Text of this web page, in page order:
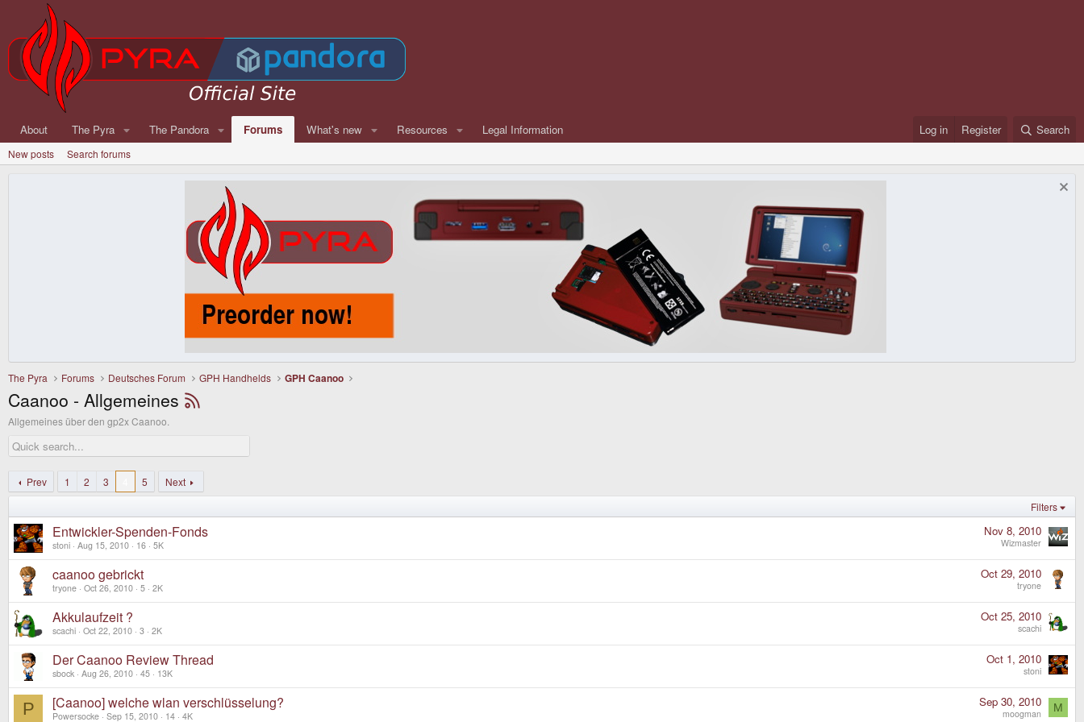
About The Pyra The Pandora Forums What's new Resources Legal Information Log in Register Search
New posts Search forums
The Pyra Forums Deutsches Forum GPH Handhelds GPH Caanoo
Caanoo - Allgemeines
Allgemeines über den gp2x Caanoo.
Prev 1 2 3 5
Next
Filters
Entwickler-Spenden-Fonds
stoni Aug 15, 2010 16 5K
Nov 8, 2010
Wizmaster
caanoo gebrickt
tryone Oct 26, 2010 5 2K
Oct 29, 2010
tryone
Akkulaufzeit ?
scachi Oct 22, 2010 3 2K
Oct 25, 2010
scachi
Der Caanoo Review Thread
sbock Aug 26, 2010 45 13K
Oct 1, 2010
stoni
P [Caanoo] welche wlan verschlüsselung?
Powersocke Sep 15, 2010 14 4K
Sep 30, 2010
moogman M